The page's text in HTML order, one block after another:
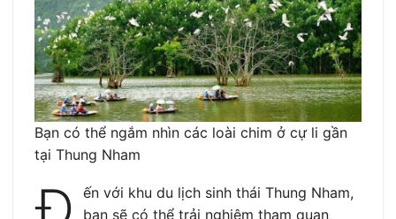
Bạn có thể ngắm nhìn các loài chim ở cự li gần
tại Thung Nham
ến với khu du lịch sinh thái Thung Nham,
bạn sẽ có thể trải nghiệm tham quan